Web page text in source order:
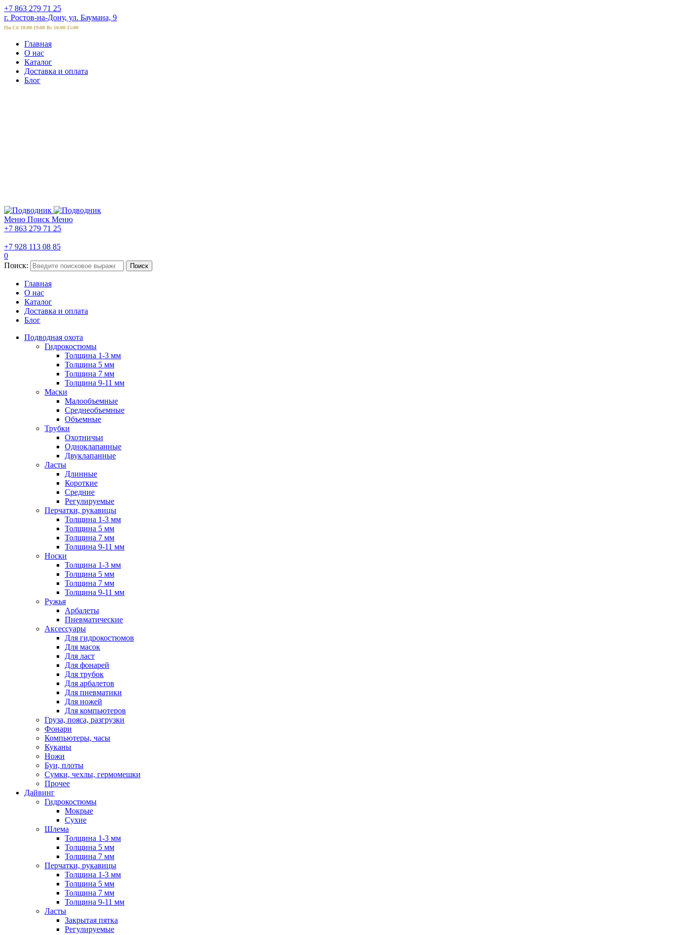
+7 863 279 71 25
г. Ростов-на-Дону, ул. Баумана, 9
Пн-Сб 10:00-19:00 Вс 10:00-15:00
Главная
О нас
Каталог
Доставка и оплата
Блог
Меню Поиск Меню
+7 863 279 71 25
+7 928 113 08 85
0
Поиск:
Поиск
Главная
О нас
Каталог
Доставка и оплата
Блог
Подводная охота
Гидрокостюмы
Толщина 1-3 мм
Толщина 5 мм
Толщина 7 мм
Толщина 9-11 мм
Маски
Малообъемные
Среднеобъемные
Объемные
Трубки
Охотничьи
Одноклапанные
Двуклапанные
Ласты
Длинные
Короткие
Средние
Регулируемые
Перчатки, рукавицы
Толщина 1-3 мм
Толщина 5 мм
Толщина 7 мм
Толщина 9-11 мм
Носки
Толщина 1-3 мм
Толщина 5 мм
Толщина 7 мм
Толщина 9-11 мм
Ружья
Арбалеты
Пневматические
Аксессуары
Для гидрокостюмов
Для масок
Для ласт
Для фонарей
Для трубок
Для арбалетов
Для пневматики
Для ножей
Для компьютеров
Груза, пояса, разгрузки
Фонари
Компьютеры, часы
Куканы
Ножи
Буи, плоты
Сумки, чехлы, гермомешки
Прочее
Дайвинг
Гидрокостюмы
Мокрые
Сухие
Шлема
Толщина 1-3 мм
Толщина 5 мм
Толщина 7 мм
Перчатки, рукавицы
Толщина 1-3 мм
Толщина 5 мм
Толщина 7 мм
Толщина 9-11 мм
Ласты
Закрытая пятка
Регулируемые